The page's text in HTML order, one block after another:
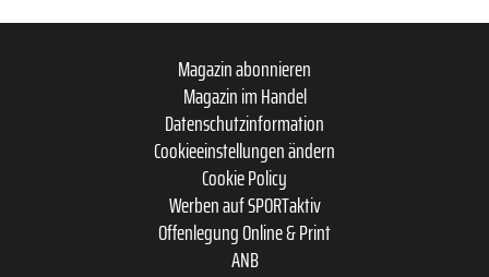
Magazin abonnieren
Magazin im Handel
Datenschutzinformation
Cookieeinstellungen ändern
Cookie Policy
Werben auf SPORTaktiv
Offenlegung Online & Print
ANB